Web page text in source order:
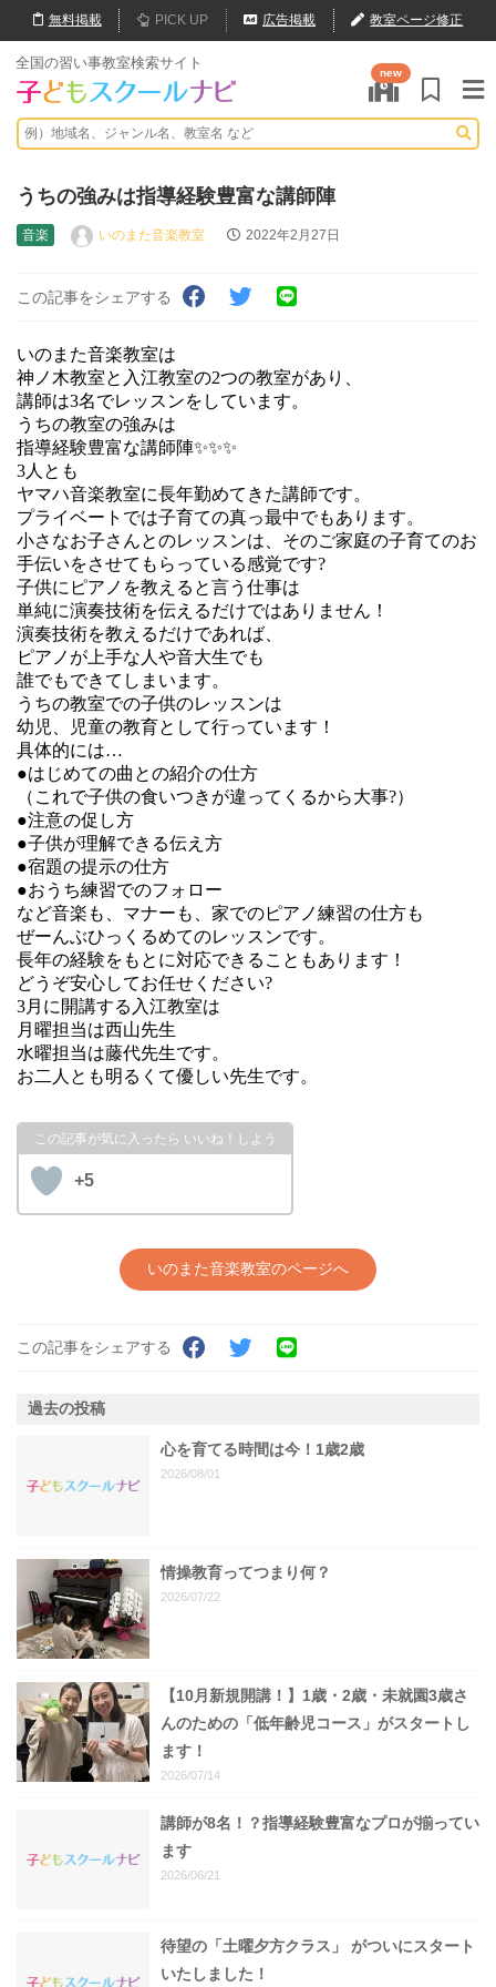
無料掲載 PICK UP 広告掲載 教室ページ修正
全国の習い事教室検索サイト
new
うちの強みは指導経験豊富な講師陣
音楽 いのまた音楽教室 2022年2月27日
この記事をシェアする
いのまた音楽教室は
神ノ木教室と入江教室の2つの教室があり、
講師は3名でレッスンをしています。
うちの教室の強みは
指導経験豊富な講師陣✨✨✨
3人とも
ヤマハ音楽教室に長年勤めてきた講師です。
プライベートでは子育ての真っ最中でもあります。
小さなお子さんとのレッスンは、そのご家庭の子育てのお
手伝いをさせてもらっている感覚です?
子供にピアノを教えると言う仕事は
単純に演奏技術を伝えるだけではありません！
演奏技術を教えるだけであれば、
ピアノが上手な人や音大生でも
誰でもできてしまいます。
うちの教室での子供のレッスンは
幼児、児童の教育として行っています！
具体的には…
●はじめての曲との紹介の仕方
（これで子供の食いつきが違ってくるから大事?）
●注意の促し方
●子供が理解できる伝え方
●宿題の提示の仕方
●おうち練習でのフォロー
など音楽も、マナーも、家でのピアノ練習の仕方も
ぜーんぶひっくるめてのレッスンです。
長年の経験をもとに対応できることもあります！
どうぞ安心してお任せください?
3月に開講する入江教室は
月曜担当は西山先生
水曜担当は藤代先生です。
お二人とも明るくて優しい先生です。
+5
いのまた音楽教室のページへ
この記事をシェアする
過去の投稿
心を育てる時間は今！1歳2歳
2026/08/01
情操教育ってつまり何？
2026/07/22
【10月新規開講！】1歳・2歳・未就園3歳さ
んのための「低年齢児コース」がスタートし
ます！
2026/07/14
講師が8名！？指導経験豊富なプロが揃ってい
ます
2026/06/21
待望の「土曜夕方クラス」 がついにスタート
いたしました！